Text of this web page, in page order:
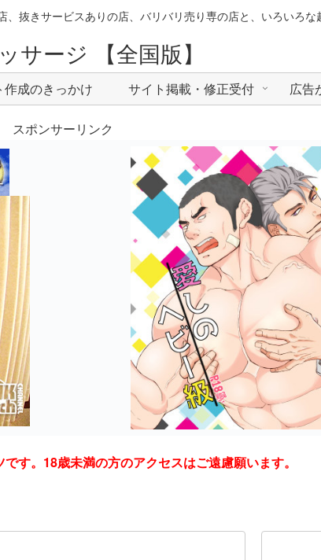
抜きサービスありの店、バリバリ売り専の店と、いろいろな
ージ 【全国版】
作成のきっかけ サイト掲載・修正受付 広告
スポンサーリンク
す。18歳未満の方のアクセスはご遠慮願います。